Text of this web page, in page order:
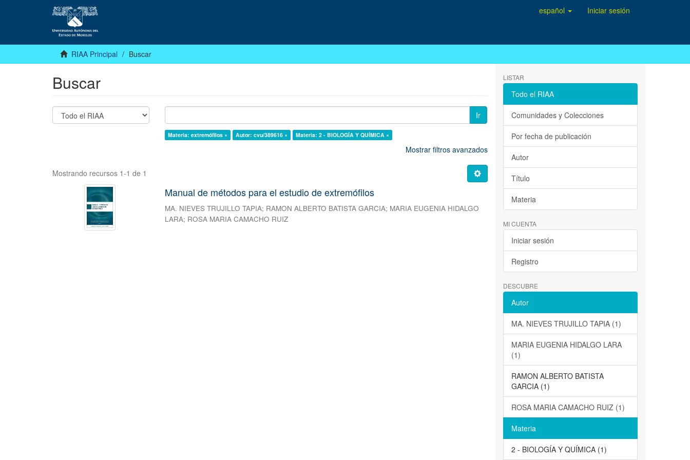
español Iniciar sesión
RIAA Principal Buscar
Buscar
Ir
Materia: extremófilos × Autor: cvu/389616 × Materia: 2 - BIOLOGÍA Y QUÍMICA ×
Mostrar filtros avanzados
Mostrando recursos 1-1 de 1
Manual de métodos para el estudio de extremófilos
MA. NIEVES TRUJILLO TAPIA; RAMON ALBERTO BATISTA GARCIA; MARIA EUGENIA HIDALGO
LARA; ROSA MARIA CAMACHO RUIZ
LISTAR
Todo el RIAA
Comunidades y Colecciones
Por fecha de publicación
Autor
Título
Materia
MI CUENTA
Iniciar sesión
Registro
DESCUBRE
Autor
MA. NIEVES TRUJILLO TAPIA (1)
MARIA EUGENIA HIDALGO LARA
(1)
RAMON ALBERTO BATISTA
GARCIA (1)
ROSA MARIA CAMACHO RUIZ (1)
Materia
2 - BIOLOGÍA Y QUÍMICA (1)